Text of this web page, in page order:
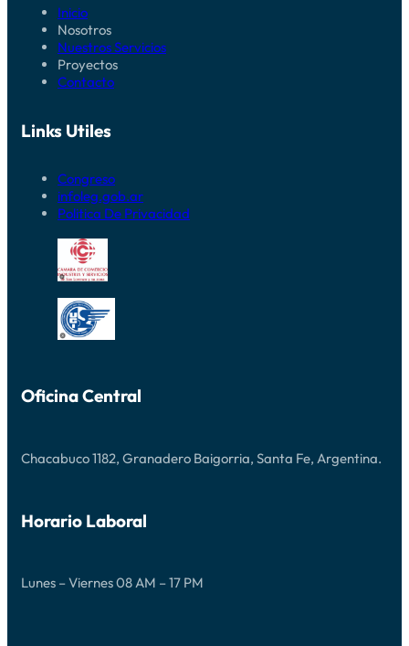
Inicio
Nosotros
Nuestros Servicios
Proyectos
Contacto
Links Utiles
Congreso
infoleg.gob.ar
Politica De Privacidad
Oficina Central
Chacabuco 1182, Granadero Baigorria, Santa Fe, Argentina.
Horario Laboral
Lunes – Viernes 08 AM – 17 PM